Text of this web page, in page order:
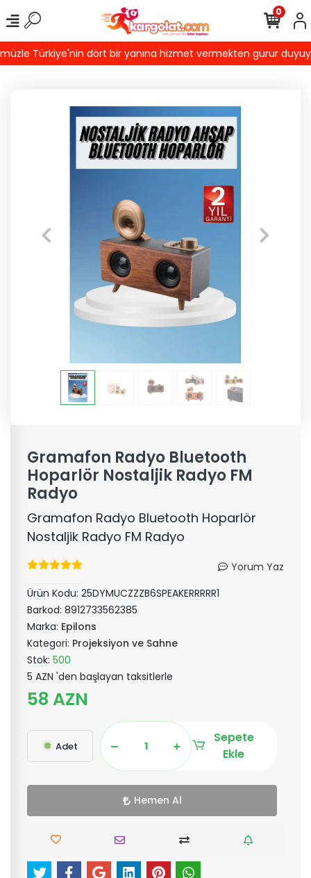
Türkiye'nin dört bir yanına hizmet vermekten gurur
0
Gramafon Radyo Bluetooth
Hoparlör Nostaljik Radyo FM
Radyo
Gramafon Radyo Bluetooth Hoparlör
Nostaljik Radyo FM Radyo
Yorum Yaz
Ürün Kodu: 25DYMUCZZZB6SPEAKERRRRR1
Barkod: 8912733562385
Marka: Epilons
Kategori: Projeksiyon ve Sahne
Stok: 500
5 AZN 'den başlayan taksitlerle
58 AZN
Adet
Sepete
Ekle
Hemen Al